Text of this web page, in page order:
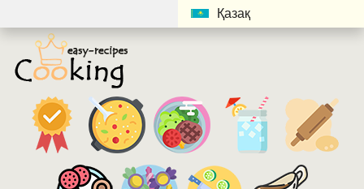
Қазақ